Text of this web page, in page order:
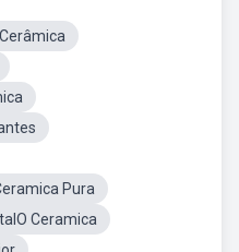
Pura
Ceramica